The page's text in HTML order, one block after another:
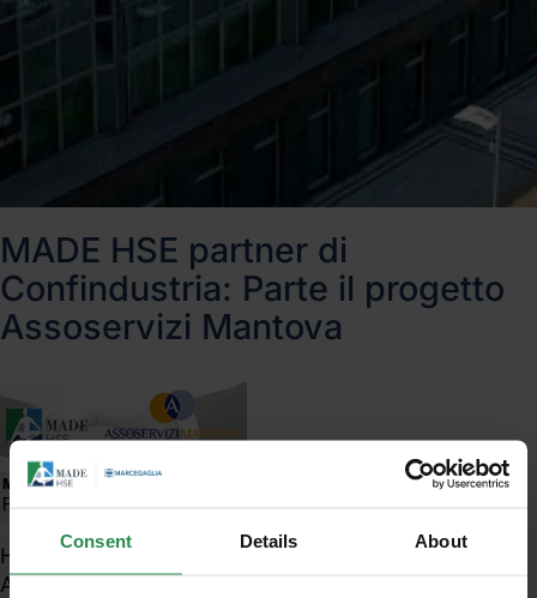
Consent Details About
MADE HSE partner di
Confindustria: Parte il progetto
Assoservizi Mantova
Ha ufficialmente preso il via il progetto della nuova
Assoservizi Mantova, la società di sevizi alle imprese